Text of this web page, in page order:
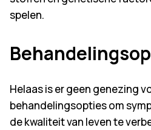
spelen.
Helaas is er geen genezing
behandelingsopties om
de kwaliteit van leven te